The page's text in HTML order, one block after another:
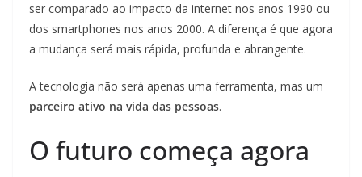
ser comparado ao impacto da internet nos anos 1990 ou
dos smartphones nos anos 2000. A diferença é que agora
a mudança será mais rápida, profunda e abrangente.
A tecnologia não será apenas uma ferramenta, mas um
parceiro ativo na vida das pessoas.
O futuro começa agora